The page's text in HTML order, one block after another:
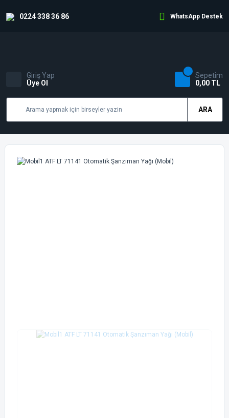
0224 338 36 86 WhatsApp Destek
ARA
Giriş Yap
Üye Ol
Sepetim
0,00 TL